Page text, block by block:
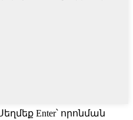
Enter՝ որոնման